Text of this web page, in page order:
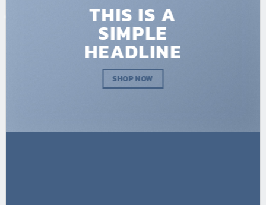
THIS IS A
SIMPLE
HEADLINE
SHOP NOW